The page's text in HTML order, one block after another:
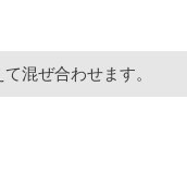
混ぜ合わせます。